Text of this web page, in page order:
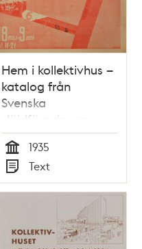
Hem i kollektivhus –
katalog från
Svenska
slöjdföreningens
utställning 1935
Tid
1935
Typ
Text